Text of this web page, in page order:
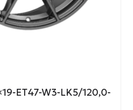
ET47-W3-LK5/120,0-